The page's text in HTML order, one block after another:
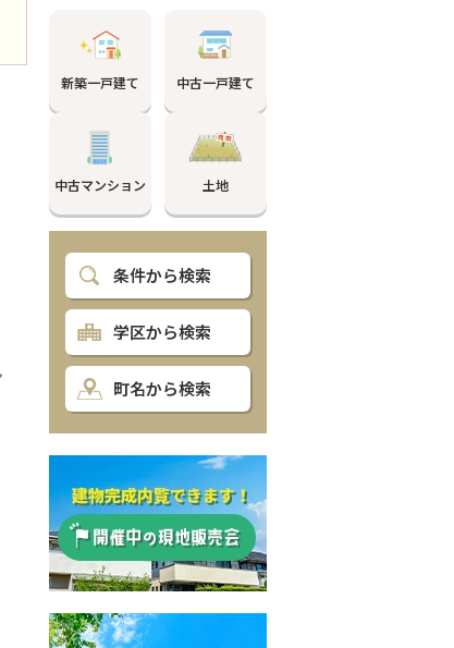
新築一戸建て 中古一戸建て
中古マンション 土地
条件から検索
学区から検索
町名から検索